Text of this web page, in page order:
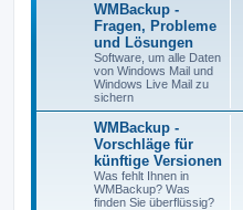
WMBackup -
Fragen, Probleme
und Lösungen
Software, um alle Daten
von Windows Mail und
Windows Live Mail zu
sichern
WMBackup -
Vorschläge für
künftige Versionen
Was fehlt Ihnen in
WMBackup? Was
finden Sie überflüssig?